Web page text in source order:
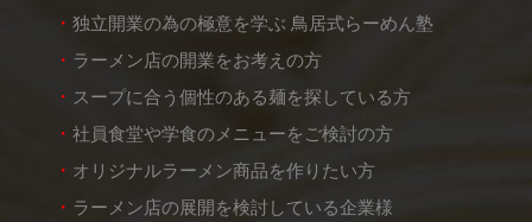
独立開業の為の極意を学ぶ 鳥居式らーめん塾
ラーメン店の開業をお考えの方
スープに合う個性のある麺を探している方
社員食堂や学食のメニューをご検討の方
オリジナルラーメン商品を作りたい方
ラーメン店の展開を検討している企業様